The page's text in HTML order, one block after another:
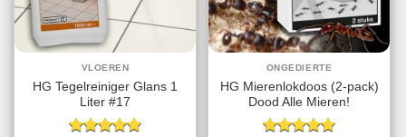
VLOEREN
HG Tegelreiniger Glans 1
Liter #17
ONGEDIERTE
HG Mierenlokdoos (2-pack)
Dood Alle Mieren!